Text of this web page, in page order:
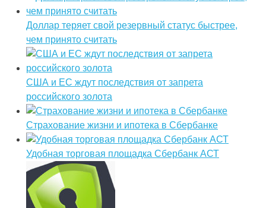
Доллар теряет свой резервный статус быстрее,
чем принято считать
США и ЕС ждут последствия от запрета
российского золота
Страхование жизни и ипотека в Сбербанке
Удобная торговая площадка Сбербанк АСТ